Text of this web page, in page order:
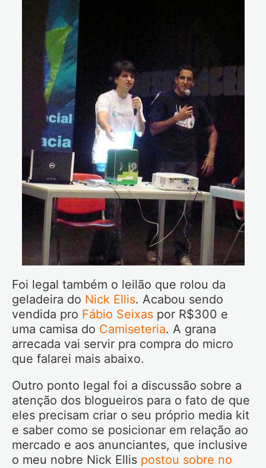
Foi legal também o leilão que rolou da
geladeira do Nick Ellis. Acabou sendo
vendida pro Fábio Seixas por R$300 e
uma camisa do Camiseteria. A grana
arrecada vai servir pra compra do micro
que falarei mais abaixo.
Outro ponto legal foi a discussão sobre a
atenção dos blogueiros para o fato de que
eles precisam criar o seu próprio media kit
e saber como se posicionar em relação ao
mercado e aos anunciantes, que inclusive
o meu nobre Nick Ellis postou sobre no